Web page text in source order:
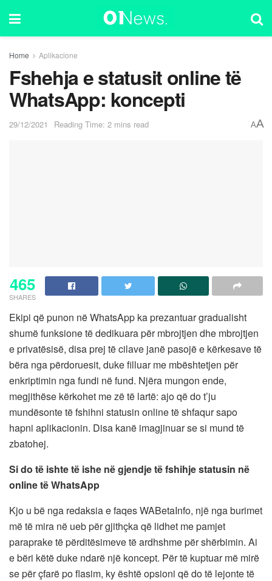
Home Aplikacione
Fshehja e statusit online të
WhatsApp: koncepti
29/12/2021 Reading Time: 2 mins read AA
465
SHARES
Ekipi që punon në WhatsApp ka prezantuar gradualisht
shumë funksione të dedikuara për mbrojtjen dhe mbrojtjen
e privatësisë, disa prej të cilave janë pasojë e kërkesave të
bëra nga përdoruesit, duke filluar me mbështetjen për
enkriptimin nga fundi në fund. Njëra mungon ende,
megjithëse kërkohet me zë të lartë: ajo që do t’ju
mundësonte të fshihni statusin online të shfaqur sapo
hapni aplikacionin. Disa kanë imagjinuar se si mund të
zbatohej.
Si do të ishte të ishe në gjendje të fshihje statusin në
online të WhatsApp
Kjo u bë nga redaksia e faqes WABetaInfo, një nga burimet
më të mira në ueb për gjithçka që lidhet me pamjet
paraprake të përditësimeve të ardhshme për shërbimin. Ai
e bëri këtë duke ndarë një koncept. Për të kuptuar më mirë
se për çfarë po flasim, ky është opsioni që do të lejonte të